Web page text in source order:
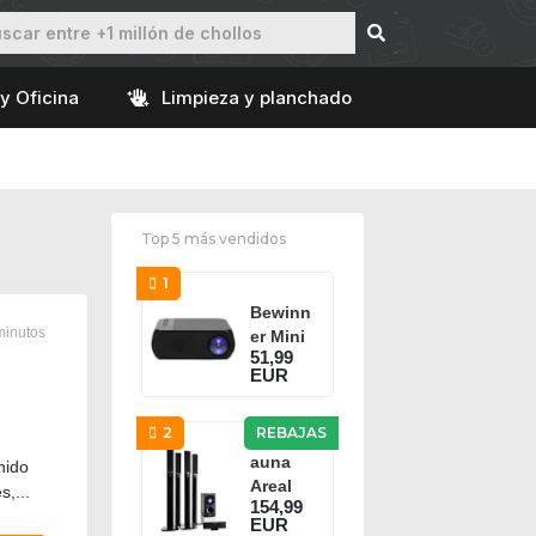
Oficina Limpieza y planchado
Top 5 más vendidos
1
Bewinn
er Mini
Proyect
or de
ortable
HD
1080P...
51,99
EUR
REBAJAS
2
auna
Areal
653 -
154,99
EUR